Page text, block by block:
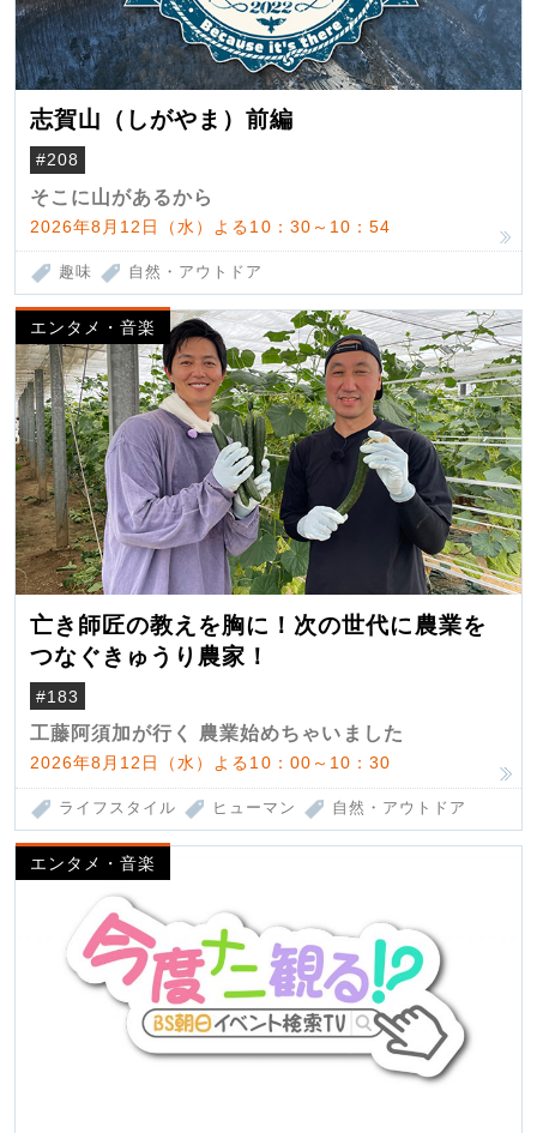
志賀山（しがやま）前編
#208
そこに山があるから
2026年8月12日（水）よる10：30～10：54
趣味 自然・アウトドア
エンタメ・音楽
亡き師匠の教えを胸に！次の世代に農業を
つなぐきゅうり農家！
#183
工藤阿須加が行く 農業始めちゃいました
2026年8月12日（水）よる10：00～10：30
ライフスタイル ヒューマン 自然・アウトドア
エンタメ・音楽